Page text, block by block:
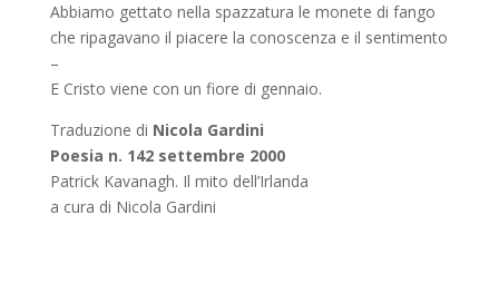
Abbiamo gettato nella spazzatura le monete di fango
che ripagavano il piacere la conoscenza e il sentimento
–
E Cristo viene con un fiore di gennaio.
Traduzione di Nicola Gardini
Poesia n. 142 settembre 2000
Patrick Kavanagh. Il mito dell’Irlanda
a cura di Nicola Gardini